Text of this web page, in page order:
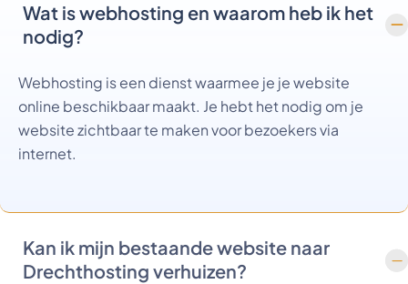
Wat is webhosting en waarom heb ik het
nodig?
Webhosting is een dienst waarmee je je website
online beschikbaar maakt. Je hebt het nodig om je
website zichtbaar te maken voor bezoekers via
internet.
Kan ik mijn bestaande website naar
Drechthosting verhuizen?